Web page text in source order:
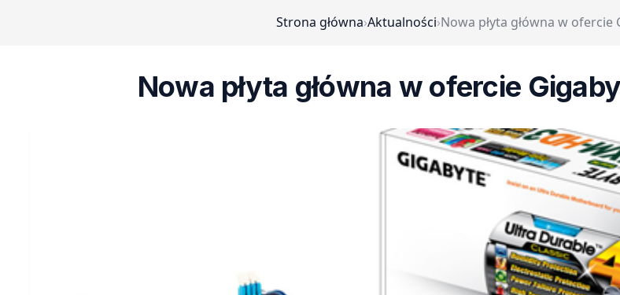
Strona główna›Aktualności›Nowa płyta główna w ofercie
Nowa płyta główna w ofercie